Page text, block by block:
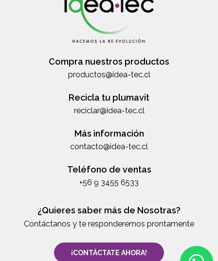
Compra nuestros productos
productos@idea-tec.cl
Recicla tu plumavit
reciclar@idea-tec.cl
Más información
contacto@idea-tec.cl
Teléfono de ventas
+56 9 3455 6533
¿Quieres saber más de Nosotras?
Contáctanos y te responderemos prontamente
¡CONTÁCTATE AHORA!